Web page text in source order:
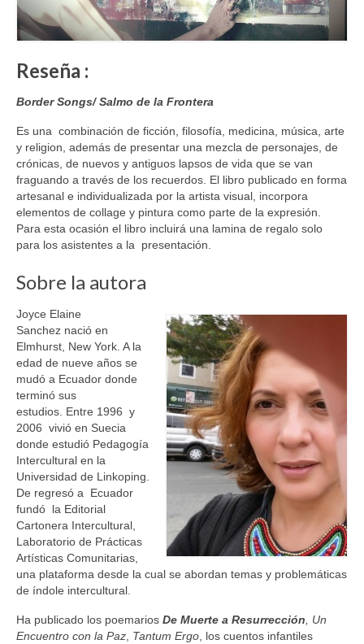
Reseña :
Border Songs/ Salmo de la Frontera
Es una combinación de ficción, filosofía, medicina, música, arte
y religion, además de presentar una mezcla de personajes, de
crónicas, de nuevos y antiguos lapsos de vida que se van
fraguando a través de los recuerdos. El libro publicado en forma
artesanal e individualizada por la artista visual, incorpora
elementos de collage y pintura como parte de la expresión.
Para esta ocasión el libro incluirá una lamina de regalo solo
para los asistentes a la presentación.
Sobre la autora
Joyce Elaine
Sanchez nació en
Elmhurst, New York. A la
edad de nueve años se
mudó a Ecuador donde
terminó sus
estudios. Entre 1996 y
2006 vivió en Suecia
donde estudió Pedagogía
Intercultural en la
Universidad de Linkoping.
De regresó a Ecuador
fundó la Editorial
Cartonera Intercultural,
Laboratorio de Prácticas
Artísticas Comunitarias,
una plataforma desde la cual se abordan temas y problemáticas
de índole intercultural.
Ha publicado los poemarios De Muerte a Resurrección , Un
Encuentro con la Paz Tantum Ergo , los cuentos infantiles